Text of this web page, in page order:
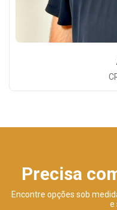
Precisa
Encontre opções sob
e